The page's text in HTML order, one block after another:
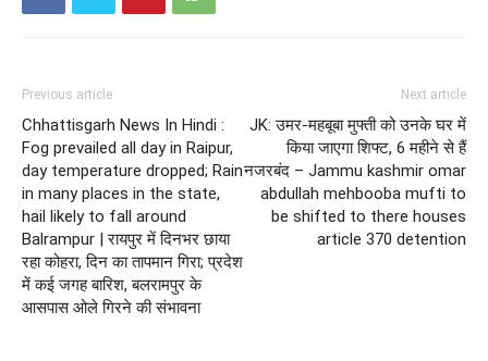
Previous article
Chhattisgarh News In Hindi :
Fog prevailed all day in Raipur,
day temperature dropped; Rain
in many places in the state,
hail likely to fall around
Balrampur | रायपुर में दिनभर छाया
रहा कोहरा, दिन का तापमान गिरा; प्रदेश
में कई जगह बारिश, बलरामपुर के
आसपास ओले गिरने की संभावना
Next article
JK: उमर-महबूबा मुफ्ती को उनके घर में
किया जाएगा शिफ्ट, 6 महीने से हैं
नजरबंद – Jammu kashmir omar
abdullah mehbooba mufti to
be shifted to there houses
article 370 detention